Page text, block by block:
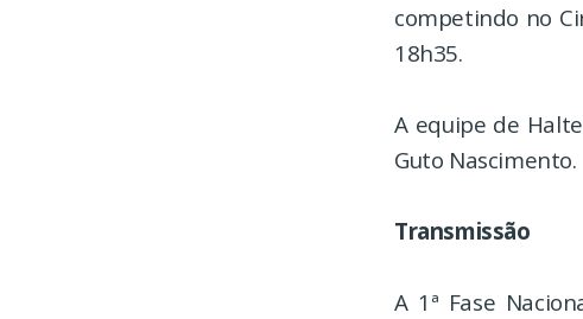
competindo no
18h35.
A equipe de
Guto Nascimento.
Transmissão
A 1ª Fase